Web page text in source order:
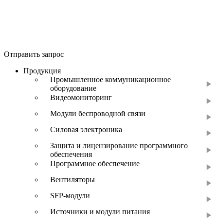
Отправить запрос
Продукция
Промышленное коммуникационное
оборудование
Видеомониторинг
Модули беспроводной связи
Силовая электроника
Защита и лицензирование программного
обеспечения
Программное обеспечение
Вентиляторы
SFP-модули
Источники и модули питания